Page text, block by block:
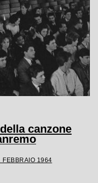
canzone
FEBBRAIO 1964